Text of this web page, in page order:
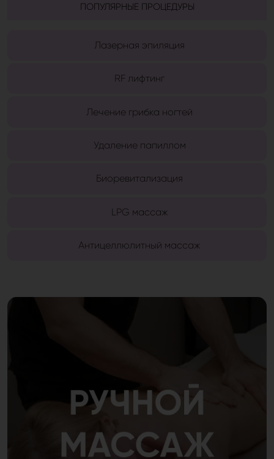
ПОПУЛЯРНЫЕ ПРОЦЕДУРЫ
Лазерная эпиляция
RF лифтинг
Лечение грибка ногтей
Удаление папиллом
Биоревитализация
LPG массаж
Антицеллюлитный массаж